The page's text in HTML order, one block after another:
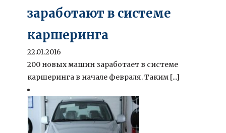
заработают в системе
каршеринга
22.01.2016
200 новых машин заработает в системе
каршеринга в начале февраля. Таким [...]